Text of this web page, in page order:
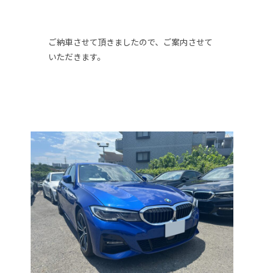
ご納車させて頂きましたので、ご案内させて
いただきます。